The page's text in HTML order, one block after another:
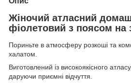
Жіночий атласний
фіолетовий з поясом на
Пориньте в атмосферу розкоші та
халатом.
Виготовлений із високоякісного
даруючи приємні відчуття.